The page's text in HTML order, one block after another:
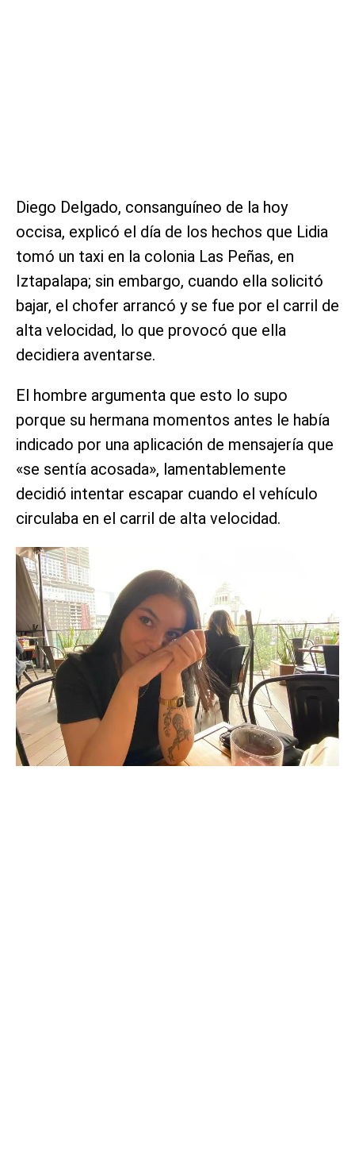
Diego Delgado, consanguíneo de la hoy
occisa, explicó el día de los hechos que Lidia
tomó un taxi en la colonia Las Peñas, en
Iztapalapa; sin embargo, cuando ella solicitó
bajar, el chofer arrancó y se fue por el carril de
alta velocidad, lo que provocó que ella
decidiera aventarse.
El hombre argumenta que esto lo supo
porque su hermana momentos antes le había
indicado por una aplicación de mensajería que
«se sentía acosada», lamentablemente
decidió intentar escapar cuando el vehículo
circulaba en el carril de alta velocidad.